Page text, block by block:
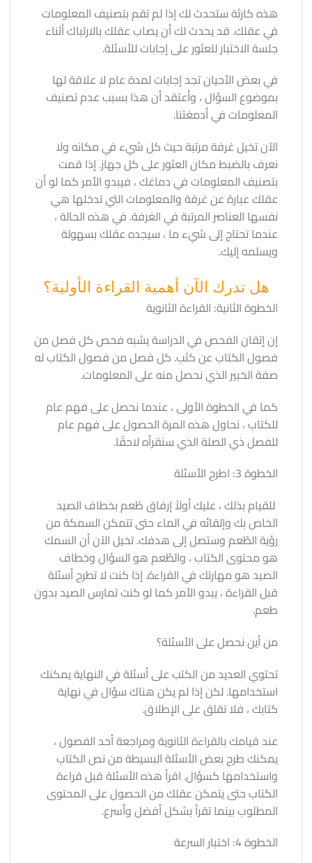
هذه كارثة ستحدث لك إذا لم تقم بتصنيف المعلومات
في عقلك. قد يحدث لك أن يصاب عقلك بالارتباك أثناء
جلسة الاختبار للعثور على إجابات للأسئلة.
في بعض الأحيان تجد إجابات لمدة عام لا علاقة لها
بموضوع السؤال ، وأعتقد أن هذا بسبب عدم تصنيف
المعلومات في أدمغتنا.
الآن تخيل غرفة مرتبة حيث كل شيء في مكانه ولا
نعرف بالضبط مكان العثور على كل جهاز. إذا قمت
بتصنيف المعلومات في دماغك ، فيبدو الأمر كما لو أن
عقلك عبارة عن غرفة والمعلومات التي تدخلها هي
نفسها العناصر المرتبة في الغرفة. في هذه الحالة ،
عندما تحتاج إلى شيء ما ، سيجده عقلك بسهولة
ويسلمه إليك.
هل تدرك الآن أهمية القراءة الأولية؟
الخطوة الثانية: القراءة الثانوية
إن إتقان الفحص في الدراسة يشبه فحص كل فصل من
فصول الكتاب عن كثب. كل فصل من فصول الكتاب له
صفة الخبير الذي نحصل منه على المعلومات.
كما في الخطوة الأولى ، عندما نحصل على فهم عام
للكتاب ، نحاول هذه المرة الحصول على فهم عام
للفصل ذي الصلة الذي سنقرأه لاحقًا.
الخطوة 3: اطرح الأسئلة
للقيام بذلك ، عليك أولاً إرفاق طُعم بخطاف الصيد
الخاص بك وإلقائه في الماء حتى تتمكن السمكة من
رؤية الطُعم وستصل إلى هدفك. تخيل الآن أن السمك
هو محتوى الكتاب ، والطُعم هو السؤال وخطاف
الصيد هو مهارتك في القراءة. إذا كنت لا تطرح أسئلة
قبل القراءة ، يبدو الأمر كما لو كنت تمارس الصيد بدون
طعم.
من أين نحصل على الأسئلة؟
تحتوي العديد من الكتب على أسئلة في النهاية يمكنك
استخدامها. لكن إذا لم يكن هناك سؤال في نهاية
كتابك ، فلا تقلق على الإطلاق.
عند قيامك بالقراءة الثانوية ومراجعة أحد الفصول ،
يمكنك طرح بعض الأسئلة البسيطة من نص الكتاب
واستخدامها كسؤال. اقرأ هذه الأسئلة قبل قراءة
الكتاب حتى يتمكن عقلك من الحصول على المحتوى
المطلوب بينما تقرأ بشكل أفضل وأسرع.
الخطوة 4: اختبار السرعة